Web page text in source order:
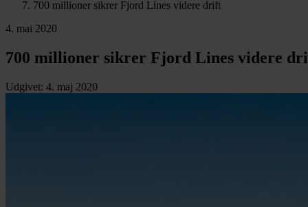
700 millioner sikrer Fjord Lines videre drift
4. mai 2020
700 millioner sikrer Fjord Lines videre
Udgivet: 4. maj 2020